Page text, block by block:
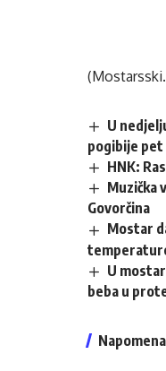
U
pogibije
HNK:
Muzička
Govorčina
Mostar
U
beba u
Napomena